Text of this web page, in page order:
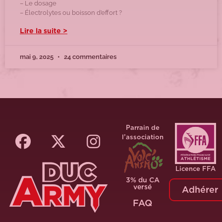
– Le dosage
– Électrolytes ou boisson d’effort ?
Lire la suite >
mai 9, 2025 24 commentaires
Parrain de
l’association
3% du CA
versé
FAQ
Licence FFA
Adhérer